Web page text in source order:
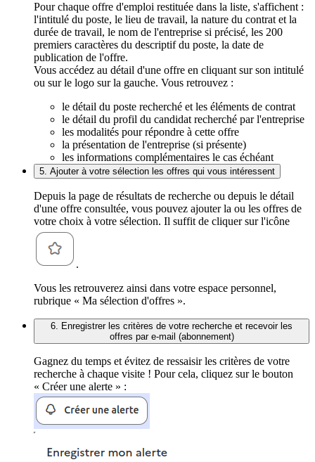
Pour chaque offre d'emploi restituée dans la liste, s'affichent :
l'intitulé du poste, le lieu de travail, la nature du contrat et la
durée de travail, le nom de l'entreprise si précisé, les 200
premiers caractères du descriptif du poste, la date de
publication de l'offre.
Vous accédez au détail d'une offre en cliquant sur son intitulé
ou sur le logo sur la gauche. Vous retrouvez :
le détail du poste recherché et les éléments de contrat
le détail du profil du candidat recherché par l'entreprise
les modalités pour répondre à cette offre
la présentation de l'entreprise (si présente)
les informations complémentaires le cas échéant
5. Ajouter à votre sélection les offres qui vous intéressent
Depuis la page de résultats de recherche ou depuis le détail
d'une offre consultée, vous pouvez ajouter la ou les offres de
votre choix à votre sélection. Il suffit de cliquer sur l'icône
.
Vous les retrouverez ainsi dans votre espace personnel,
rubrique « Ma sélection d'offres ».
6. Enregistrer les critères de votre recherche et recevoir les
offres par e-mail (abonnement)
Gagnez du temps et évitez de ressaisir les critères de votre
recherche à chaque visite ! Pour cela, cliquez sur le bouton
« Créer une alerte » :